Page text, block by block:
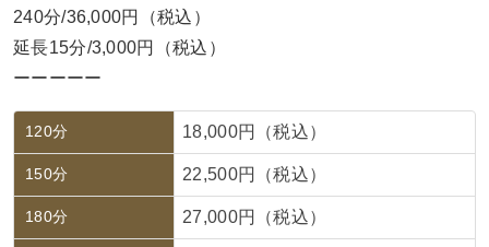
240分/36,000円（税込）
延長15分/3,000円（税込）
ーーーーー
120分 18,000円（税込）
150分 22,500円（税込）
180分 27,000円（税込）